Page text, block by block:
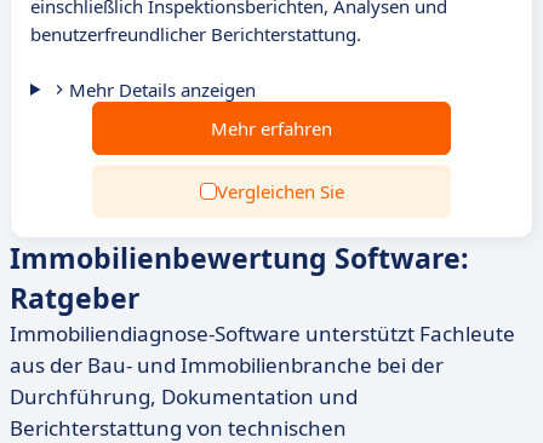
einschließlich Inspektionsberichten, Analysen und
benutzerfreundlicher Berichterstattung.
Mehr Details anzeigen
Mehr erfahren
Vergleichen Sie
Immobilienbewertung Software:
Ratgeber
Immobiliendiagnose-Software unterstützt Fachleute
aus der Bau- und Immobilienbranche bei der
Durchführung, Dokumentation und
Berichterstattung von technischen